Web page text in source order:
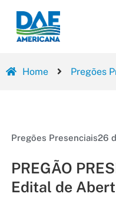
Home Pregões
Pregões Presenciais26
PREGÃO
Edital de